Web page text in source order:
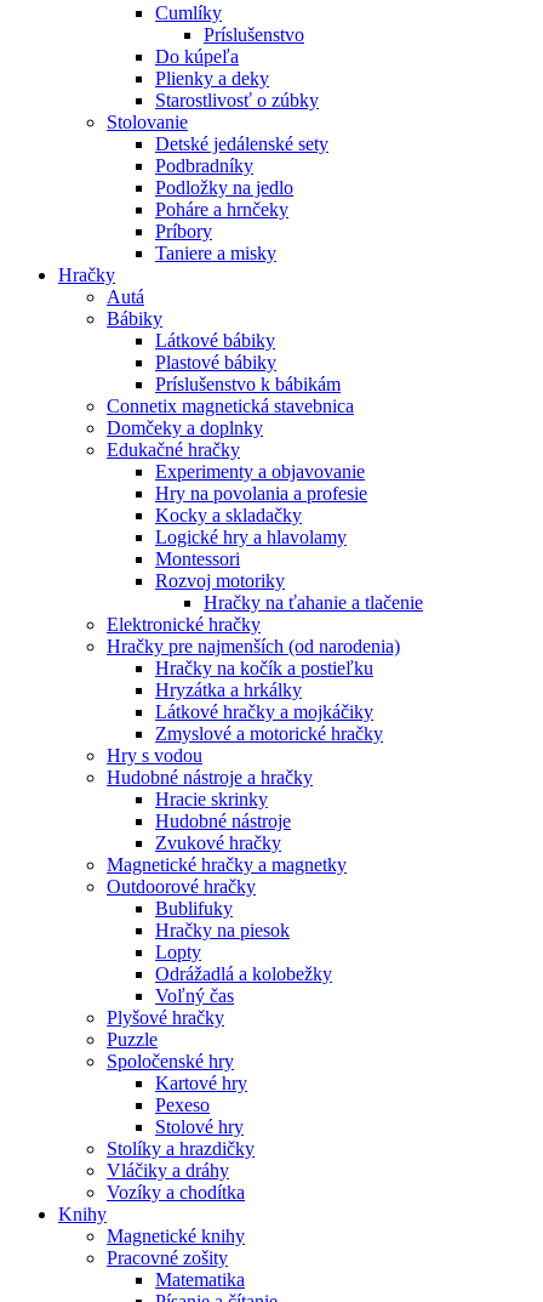
Cumlíky
Príslušenstvo
Do kúpeľa
Plienky a deky
Starostlivosť o zúbky
Stolovanie
Detské jedálenské sety
Podbradníky
Podložky na jedlo
Poháre a hrnčeky
Príbory
Taniere a misky
Hračky
Autá
Bábiky
Látkové bábiky
Plastové bábiky
Príslušenstvo k bábikám
Connetix magnetická stavebnica
Domčeky a doplnky
Edukačné hračky
Experimenty a objavovanie
Hry na povolania a profesie
Kocky a skladačky
Logické hry a hlavolamy
Montessori
Rozvoj motoriky
Hračky na ťahanie a tlačenie
Elektronické hračky
Hračky pre najmenších (od narodenia)
Hračky na kočík a postieľku
Hryzátka a hrkálky
Látkové hračky a mojkáčiky
Zmyslové a motorické hračky
Hry s vodou
Hudobné nástroje a hračky
Hracie skrinky
Hudobné nástroje
Zvukové hračky
Magnetické hračky a magnetky
Outdoorové hračky
Bublifuky
Hračky na piesok
Lopty
Odrážadlá a kolobežky
Voľný čas
Plyšové hračky
Puzzle
Spoločenské hry
Kartové hry
Pexeso
Stolové hry
Stolíky a hrazdičky
Vláčiky a dráhy
Vozíky a chodítka
Knihy
Magnetické knihy
Pracovné zošity
Matematika